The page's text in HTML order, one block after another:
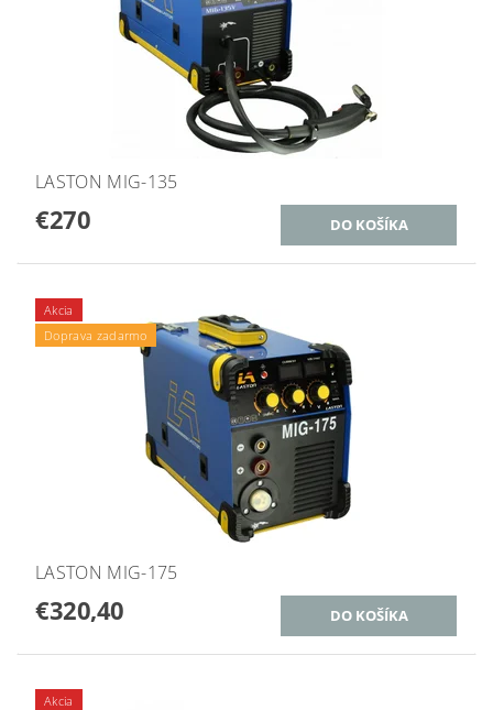
LASTON MIG-135
€270
Akcia
Doprava zadarmo
LASTON MIG-175
€320,40
Akcia